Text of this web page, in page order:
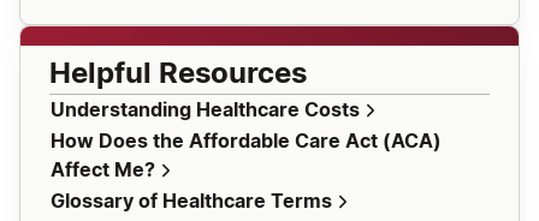
Helpful Resources
Understanding Healthcare Costs
How Does the Affordable Care Act (ACA)
Affect Me?
Glossary of Healthcare Terms